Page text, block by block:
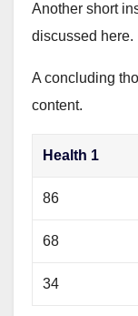
Another short
discussed here.
A concluding
content.
Health 1
86
68
34